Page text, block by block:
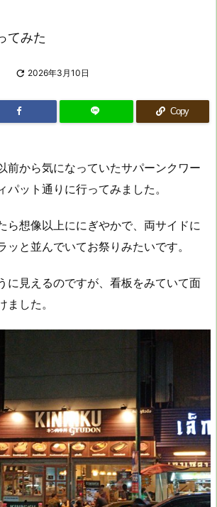
てみた
 2026年3月10日
Copy
前から気になっていたサパーンクワー
パット通りに行ってみました。
ら想像以上ににぎやかで、両サイドに
ッと並んでいてお祭りみたいです。
に見えるのですが、看板をみていて面
した。